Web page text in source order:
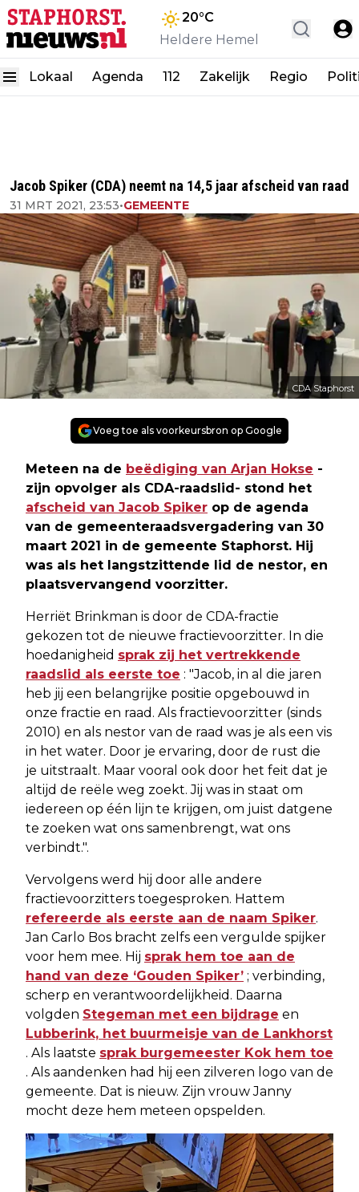
20°C
Heldere Hemel
Lokaal Agenda 112 Zakelijk Regio
Jacob Spiker (CDA) neemt na 14,5 jaar afscheid van raad
31 MRT 2021, 23:53•GEMEENTE
CDA Staphorst
Voeg toe als voorkeursbron op Google
Meteen na de beëdiging van Arjan Hokse -
zijn opvolger als CDA-raadslid- stond het
afscheid van Jacob Spiker op de agenda
van de gemeenteraadsvergadering van 30
maart 2021 in de gemeente Staphorst. Hij
was als het langstzittende lid de nestor, en
plaatsvervangend voorzitter.
Herriët Brinkman is door de CDA-fractie
gekozen tot de nieuwe fractievoorzitter. In die
hoedanigheid sprak zij het vertrekkende
raadslid als eerste toe : "Jacob, in al die jaren
heb jij een belangrijke positie opgebouwd in
onze fractie en raad. Als fractievoorzitter (sinds
2010) en als nestor van de raad was je als een vis
in het water. Door je ervaring, door de rust die
je uitstraalt. Maar vooral ook door het feit dat je
altijd de reële weg zoekt. Jij was in staat om
iedereen op één lijn te krijgen, om juist datgene
te zoeken wat ons samenbrengt, wat ons
verbindt.".
Vervolgens werd hij door alle andere
fractievoorzitters toegesproken. Hattem
refereerde als eerste aan de naam Spiker.
Jan Carlo Bos bracht zelfs een vergulde spijker
voor hem mee. Hij sprak hem toe aan de
hand van deze ‘Gouden Spiker’ ; verbinding,
scherp en verantwoordelijkheid. Daarna
volgden Stegeman met een bijdrage en
Lubberink, het buurmeisje van de Lankhorst
. Als laatste sprak burgemeester Kok hem toe
. Als aandenken had hij een zilveren logo van de
gemeente. Dat is nieuw. Zijn vrouw Janny
mocht deze hem meteen opspelden.